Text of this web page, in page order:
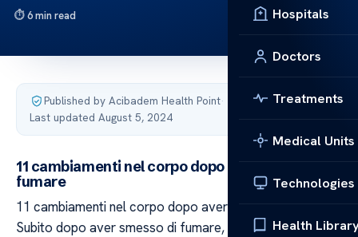
Hospitals
Doctors
Treatments
Medical Units
Technologies
Health
6 min read
Published by Acibadem Health Point·
Last updated August 5, 2024
11 cambiamenti nel corpo dopo aver smesso di
fumare
11 cambiamenti nel corpo dopo aver smesso di fumare
Subito dopo aver smesso di fumare, si inizierà a